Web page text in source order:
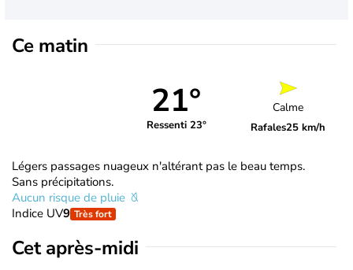
Ce matin
21°
Ressenti 23°
Calme
Rafales25 km/h
Légers passages nuageux n'altérant pas le beau temps.
Sans précipitations.
Aucun risque de pluie
Indice UV9 Très fort
Cet après-midi